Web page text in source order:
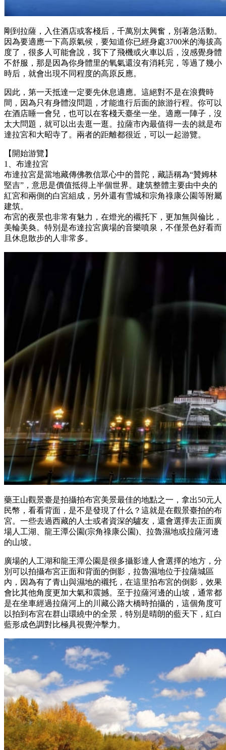
剛到拉薩，入住酒店或客棧后，千萬別太興奮，別著急活動。
因為要適應一下高原氣候，要知道你已經身處3700米的海拔高
度了，很多人可能會說，我下了飛機或火車以后，沒感覺身體
不舒服，那是因為你身體里的氧氣還沒有消耗完，等過了幾小
時后，就會出現不同程度的高原反應。
因此，第一天抵達一定要先休息適應。這絕對不是在浪費時
間，因為只有身體沒問題，才能進行后面的旅游行程。你可以
在酒店睡一會兒，也可以在客棧天臺坐一坐。適應一陣子，沒
太大問題，就可以出去逛一逛。拉薩市內最值得一去的就是布
達拉宮和大昭寺了。兩者的距離都很近，可以一起游覽。
【開始游覽】
1、布達拉宮
布達拉宮是當地藏傳佛教信眾心中的普陀，藏語稱為“贊姆林
堅吉”，意思是價值抵得上半個世界。建筑整體主要由中央的
紅宮和兩側的白宮組成，另外還有雪城和宗角祿康公園等附屬
建筑。
布宮的夜景也非常有魅力，在燈光的襯托下，更加無與倫比，
美輪美奐。特別是布達拉宮廣場的音樂噴泉，不僅景色好看而
且休息散步的人非常多。
藥王山觀景臺是拍攝拍布宮美景最佳的地點之一，拿出50元人
民幣，看看背面，是不是發現了什么？這就是在觀景臺拍的布
宮。一些去過西藏的人士或者資深的驢友，還會選擇去正面廣
場人工湖、龍王潭公園(宗角祿康公園)、拉魯濕地或拉薩河邊
的山坡。
廣場的人工湖和龍王潭公園是很多攝影達人會選擇的地方，分
別可以拍攝布宮正面和背面的倒影，拉魯濕地位于拉薩城區
內，因為有了青山與濕地的襯托，在這里拍布宮的倒影，效果
會比其他角度更加大氣和震撼。至于拉薩河邊的山坡，通常都
是在坐車經過拉薩河上的川藏公路大橋時拍攝的，這個角度可
以拍到布宮在群山環繞中的全景，特別是晴朗的藍天下，紅白
藍形成色調對比極具視覺沖擊力。